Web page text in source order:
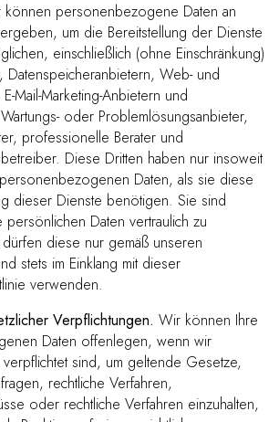
können personenbezogene Daten an
um die Bereitstellung der Dienste
einschließlich (ohne Einschränkung)
Datenspeicheranbietern, Web- und
Mail-Marketing-Anbietern und
oder Problemlösungsanbieter,
professionelle Berater und
Diese Dritten haben nur insoweit
Daten, als sie diese
dieser Dienste benötigen. Sie sind
persönlichen Daten vertraulich zu
diese nur gemäß unseren
stets im Einklang mit dieser
verwenden.
Verpflichtungen. Wir können Ihre
Daten offenlegen, wenn wir
sind, um geltende Gesetze,
rechtliche Verfahren,
oder rechtliche Verfahren einzuhalten,